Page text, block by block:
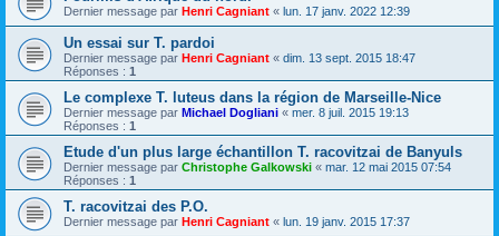
Dernier message par Henri Cagniant « lun. 17 janv. 2022 12:39
Un essai sur T. pardoi
Dernier message par Henri Cagniant « dim. 13 sept. 2015 18:47
Réponses : 1
Le complexe T. luteus dans la région de Marseille-Nice
Dernier message par Michael Dogliani « mer. 8 juil. 2015 19:13
Réponses : 1
Etude d'un plus large échantillon T. racovitzai de Banyuls
Dernier message par Christophe Galkowski « mar. 12 mai 2015 07:54
Réponses : 1
T. racovitzai des P.O.
Dernier message par Henri Cagniant « lun. 19 janv. 2015 17:37